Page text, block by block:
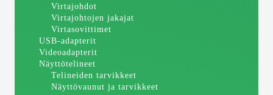
Virtajohdot
Virtajohtojen jakajat
Virtasovittimet
USB-adapterit
Videoadapterit
Näyttötelineet
Telineiden tarvikkeet
Näyttövaunut ja tarvikkeet